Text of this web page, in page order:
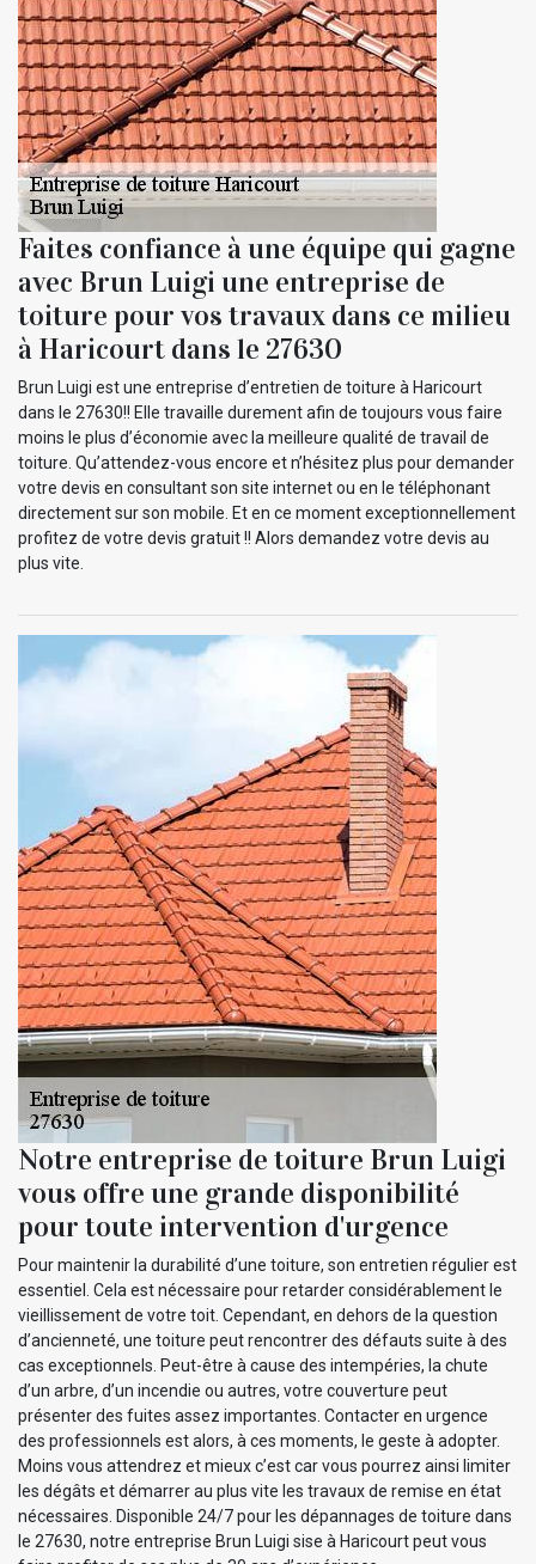
Faites confiance à une équipe qui gagne
avec Brun Luigi une entreprise de
toiture pour vos travaux dans ce milieu
à Haricourt dans le 27630
Brun Luigi est une entreprise d’entretien de toiture à Haricourt
dans le 27630!! Elle travaille durement afin de toujours vous faire
moins le plus d’économie avec la meilleure qualité de travail de
toiture. Qu’attendez-vous encore et n’hésitez plus pour demander
votre devis en consultant son site internet ou en le téléphonant
directement sur son mobile. Et en ce moment exceptionnellement
profitez de votre devis gratuit !! Alors demandez votre devis au
plus vite.
Notre entreprise de toiture Brun Luigi
vous offre une grande disponibilité
pour toute intervention d'urgence
Pour maintenir la durabilité d’une toiture, son entretien régulier est
essentiel. Cela est nécessaire pour retarder considérablement le
vieillissement de votre toit. Cependant, en dehors de la question
d’ancienneté, une toiture peut rencontrer des défauts suite à des
cas exceptionnels. Peut-être à cause des intempéries, la chute
d’un arbre, d’un incendie ou autres, votre couverture peut
présenter des fuites assez importantes. Contacter en urgence
des professionnels est alors, à ces moments, le geste à adopter.
Moins vous attendrez et mieux c’est car vous pourrez ainsi limiter
les dégâts et démarrer au plus vite les travaux de remise en état
nécessaires. Disponible 24/7 pour les dépannages de toiture dans
le 27630, notre entreprise Brun Luigi sise à Haricourt peut vous